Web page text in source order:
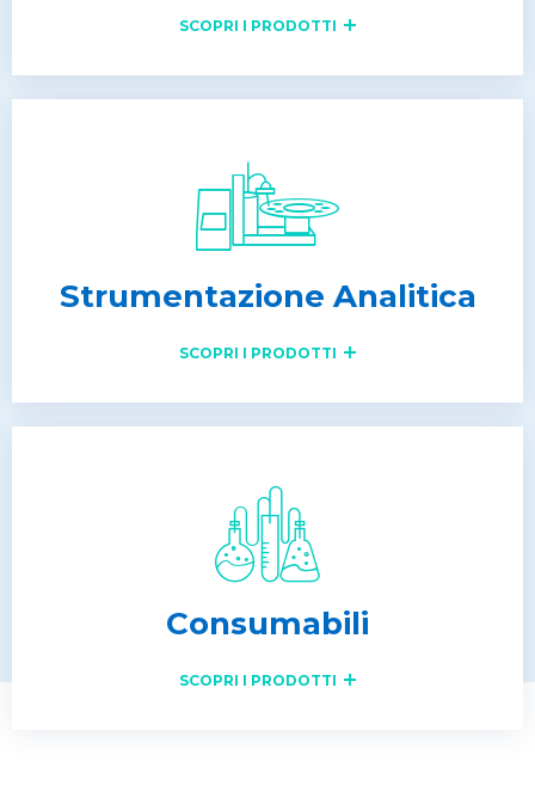
SCOPRI I PRODOTTI
Strumentazione Analitica
SCOPRI I PRODOTTI
Consumabili
SCOPRI I PRODOTTI